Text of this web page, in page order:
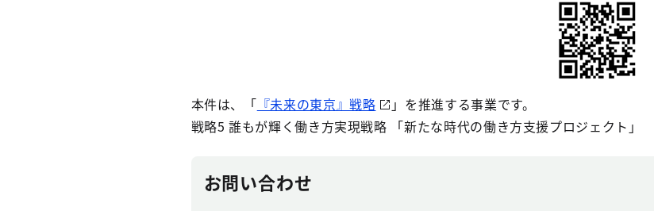
本件は、「 『未来の東京』戦略
」を推進する事業です。
戦略5 誰もが輝く働き方実現戦略 「新たな時代の働き方支援プロジェクト」
お問い合わせ